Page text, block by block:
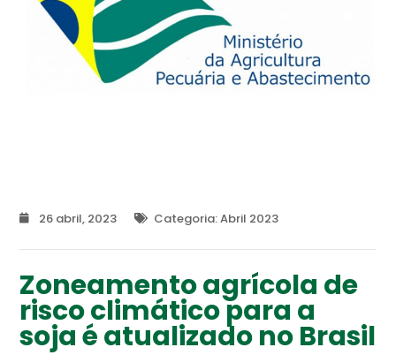
26 abril, 2023 Categoria:Abril 2023
Zoneamento agrícola de
risco climático para a
soja é atualizado no Brasil